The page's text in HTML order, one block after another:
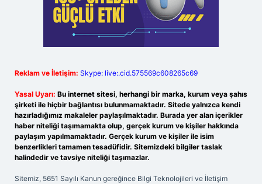
Reklam ve İletişim: Skype: live:.cid.575569c608265c69
Yasal Uyarı: Bu internet sitesi, herhangi bir marka, kurum veya şahıs
şirketi ile hiçbir bağlantısı bulunmamaktadır. Sitede yalnızca kendi
hazırladığımız makaleler paylaşılmaktadır. Burada yer alan içerikler
haber niteliği taşımamakta olup, gerçek kurum ve kişiler hakkında
paylaşım yapılmamaktadır. Gerçek kurum ve kişiler ile isim
benzerlikleri tamamen tesadüfidir. Sitemizdeki bilgiler taslak
halindedir ve tavsiye niteliği taşımazlar.
Sitemiz, 5651 Sayılı Kanun gereğince Bilgi Teknolojileri ve İletişim